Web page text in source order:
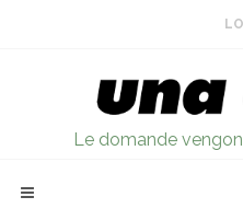
Le domande